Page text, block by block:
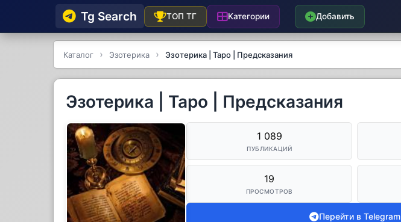
Tg Searсh ТОП ТГ Категории Добавить
Каталог Эзотерика Эзотерика | Таро | Предсказания
Эзотерика | Таро | Предсказания
1 089
ПУБЛИКАЦИЙ
19
ПРОСМОТРОВ
Перейти в Telegram